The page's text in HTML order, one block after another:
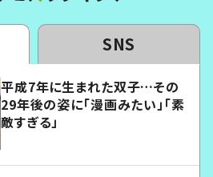
SNS
平成7年に生まれた双子…その
29年後の姿に「漫画みたい」「素
敵すぎる」